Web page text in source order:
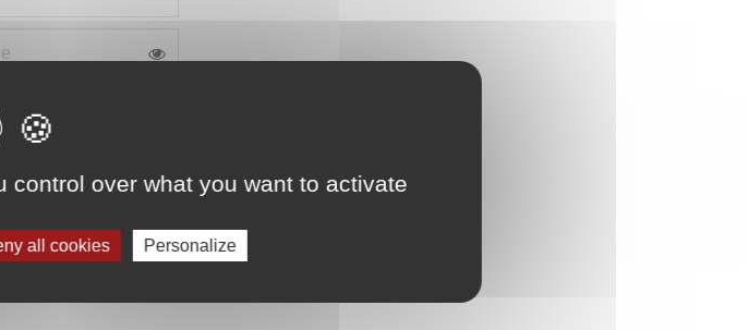
over what you want to activate
all cookies Personalize
compte